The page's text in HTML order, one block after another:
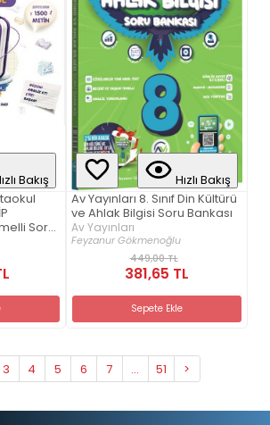
Bakış
Soru
Hızlı Bakış
Av Yayınları 8. Sınıf Din Kültürü
ve Ahlak Bilgisi Soru Bankası
Av Yayınları
Feyzanur Gökmenoğlu
449,00 TL
381,65 TL
Sepete Ekle
3 4 5 6 7 ... 51 >